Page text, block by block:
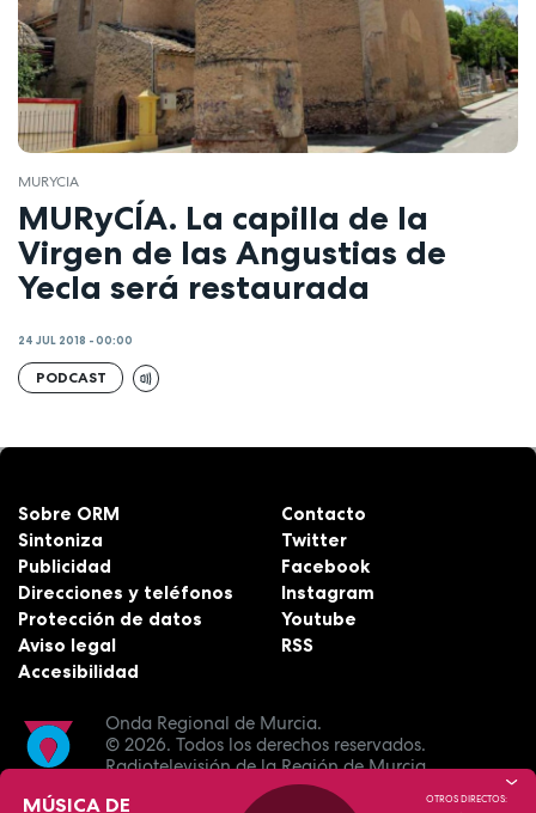
MURYCIA
MURyCÍA. La capilla de la
Virgen de las Angustias de
Yecla será restaurada
24 JUL 2018 - 00:00
PODCAST
Onda Regional de Murcia.
© 2026. Todos los derechos reservados.
Radiotelevisión de la Región de Murcia.
Sobre ORM
Sintoniza
Publicidad
Direcciones y teléfonos
Protección de datos
Aviso legal
Accesibilidad
Contacto
Twitter
Facebook
Instagram
Youtube
RSS
MÚSICA DE OTROS DIRECTOS: